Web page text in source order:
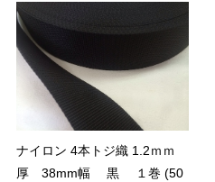
ナイロン 4本トジ織 1.2ｍｍ
厚 38mm幅 黒 １巻 (50